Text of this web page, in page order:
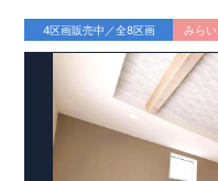
本郷児童公園 徒歩２分
■買物施設 ・セブンイレ
5分等
間取りのポイント
■ ホテルライクで実用的
irodori
／詳細ページへ）
可変型プランの主寝室＋ WIC
4区画販売中／全8区画 みら